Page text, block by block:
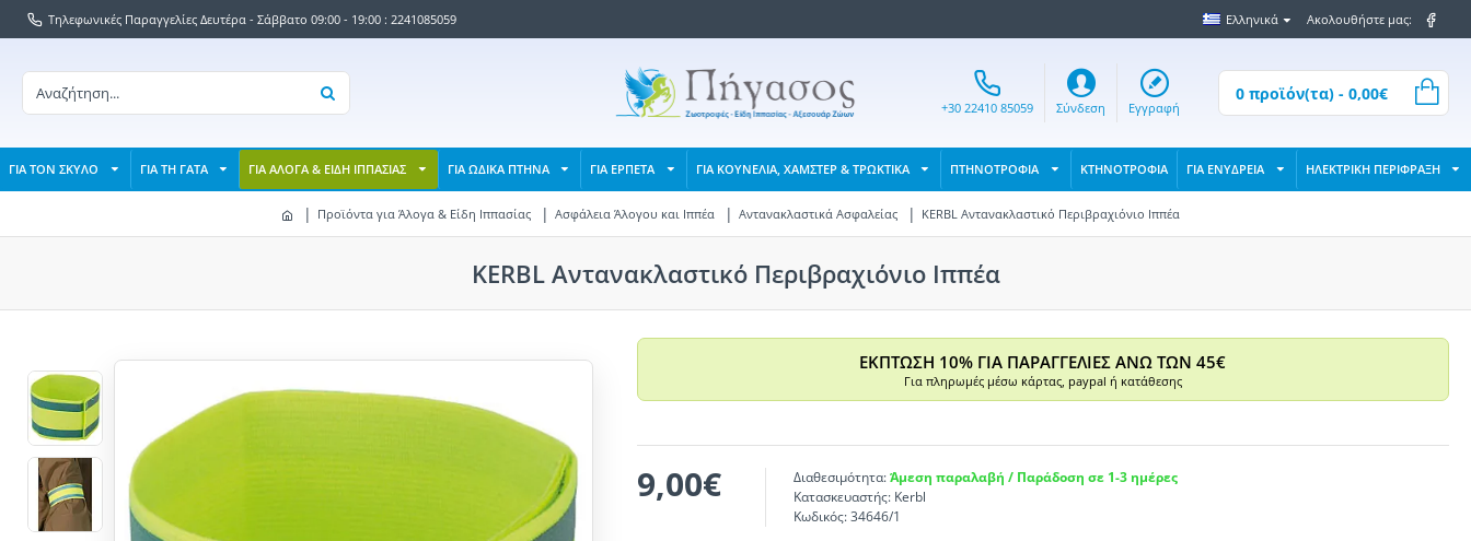
Τηλεφωνικές Παραγγελίες Δευτέρα - Σάββατο 09:00 - 19:00 : 2241085059 Ελληνικά Ακολουθήστε μας:
+30 22410 85059 Σύνδεση Εγγραφή
0 προϊόν(τα) - 0,00€
ΓΙΑ ΤΟΝ ΣΚΥΛΟ ΓΙΑ ΤΗ ΓΑΤΑ ΓΙΑ ΑΛΟΓΑ & ΕΙΔΗ ΙΠΠΑΣΙΑΣ ΓΙΑ ΩΔΙΚΑ ΠΤΗΝΑ ΓΙΑ ΕΡΠΕΤΑ ΓΙΑ ΚΟΥΝΕΛΙΑ, ΧΑΜΣΤΕΡ & ΤΡΩΚΤΙΚΑ ΠΤΗΝΟΤΡΟΦΙΑ ΚΤΗΝΟΤΡΟΦΙΑ ΓΙΑ ΕΝΥΔΡΕΙΑ ΗΛΕΚΤΡΙΚΗ ΠΕΡΙΦΡΑΞΗ
Προϊόντα για Άλογα & Είδη Ιππασίας Ασφάλεια Άλογου και Ιππέα Αντανακλαστικά Ασφαλείας KERBL Αντανακλαστικό Περιβραχιόνιο Ιππέα
KERBL Αντανακλαστικό Περιβραχιόνιο Ιππέα
ΕΚΠΤΩΣΗ 10% ΓΙΑ ΠΑΡΑΓΓΕΛΙΕΣ ΑΝΩ ΤΩΝ 45€
Για πληρωμές μέσω κάρτας, paypal ή κατάθεσης
9,00€ Διαθεσιμότητα: Άμεση παραλαβή / Παράδοση σε 1-3 ημέρες
Κατασκευαστής: Kerbl
Κωδικός: 34646/1